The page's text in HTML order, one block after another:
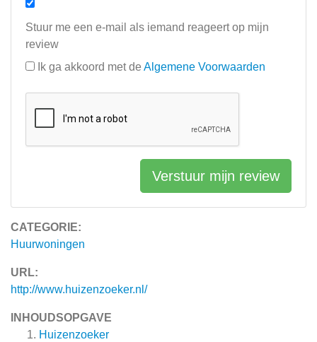
CATEGORIE:
Huurwoningen
URL:
http://www.huizenzoeker.nl/
INHOUDSOPGAVE
Huizenzoeker
Stuur me een e-mail als iemand reageert op mijn
review
Ik ga akkoord met de Algemene Voorwaarden
Verstuur mijn review